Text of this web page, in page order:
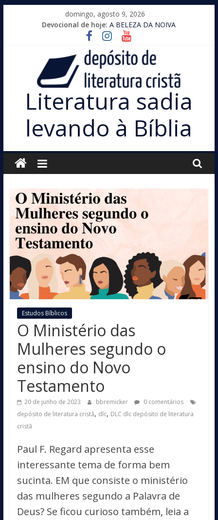
domingo, agosto 9, 2026
Devocional de hoje: A BELEZA DA NOIVA
Literatura sadia
levando à Bíblia
Estudos Bíblicos
O Ministério das
Mulheres segundo o
ensino do Novo
Testamento
20 de junho de 2023 bbremicker
0 comentários
depósito de literatura cristã, dlc, DLC dlc depósito de literatura
cristã
Paul F. Regard apresenta esse
interessante tema de forma bem
sucinta. EM que consiste o ministério
das mulheres segundo a Palavra de
Deus? Se ficou curioso também, leia a